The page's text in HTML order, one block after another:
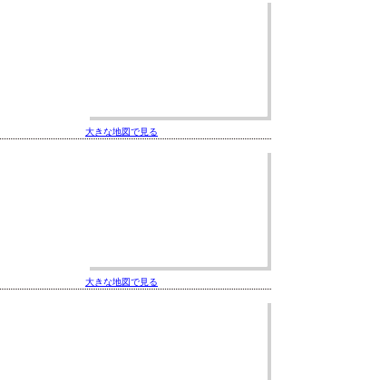
大きな地図で見る
大きな地図で見る